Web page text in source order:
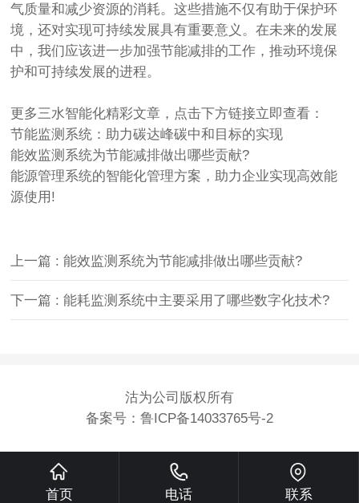
气质量和减少资源的消耗。这些措施不仅有助于保护环
境，还对实现可持续发展具有重要意义。在未来的发展
中，我们应该进一步加强节能减排的工作，推动环境保
护和可持续发展的进程。
更多三水智能化精彩文章，点击下方链接立即查看：
节能监测系统：助力碳达峰碳中和目标的实现
能效监测系统为节能减排做出哪些贡献?
能源管理系统的智能化管理方案，助力企业实现高效能
源使用!
上一篇 : 能效监测系统为节能减排做出哪些贡献?
下一篇 : 能耗监测系统中主要采用了哪些数字化技术?
沽为公司版权所有
备案号： 鲁ICP备14033765号-2
首页 电话 联系